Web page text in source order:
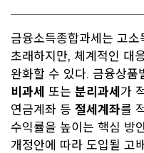
금융소득종합과세는 고
초래하지만, 체계적인 대
완화할 수 있다. 금융상품
비과세 또는 분리과세가
연금계좌 등 절세계좌를
수익률을 높이는 핵심 방
개정안에 따라 도입될 고